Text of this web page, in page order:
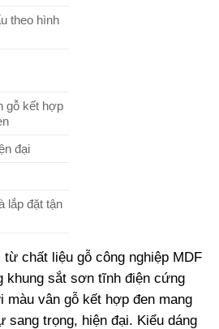
theo hình
gỗ kết hợp
đại
lắp đặt tận
chất liệu gỗ công nghiệp MDF
khung sắt sơn tĩnh điện cứng
màu vân gỗ kết hợp đen mang
sang trọng, hiện đại. Kiểu dáng